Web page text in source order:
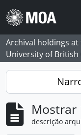
Skip to main content
Archival holdings
University of British
Mostrar
descrição